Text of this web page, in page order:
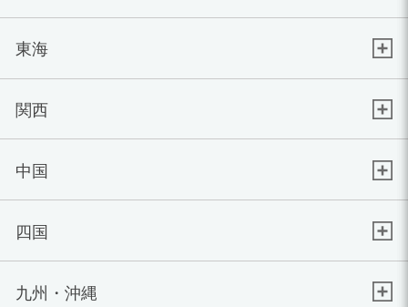
東海
関西
中国
四国
九州・沖縄